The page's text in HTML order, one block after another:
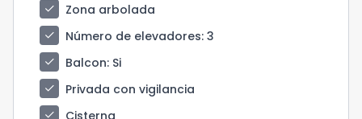
check
Zona arbolada
check
Número de elevadores: 3
check
Balcon: Si
check
Privada con vigilancia
check
Cisterna